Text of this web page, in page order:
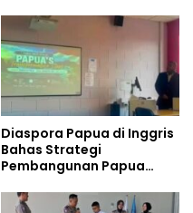
Diaspora Papua di Inggris
Bahas Strategi
Pembangunan Papua
Doktoral Internasional